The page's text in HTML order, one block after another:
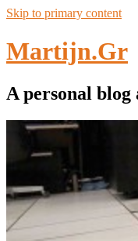
Skip to primary content
Martijn.Gr
A personal